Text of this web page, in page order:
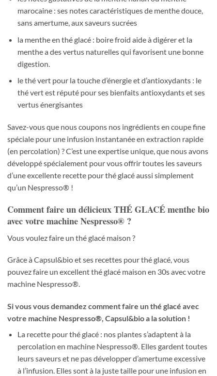
marocaine : ses notes caractéristiques de menthe douce,
sans amertume, aux saveurs sucrées
la menthe en thé glacé : boire froid aide à digérer et la
menthe a des vertus naturelles qui favorisent une bonne
digestion.
le thé vert pour la touche d’énergie et d’antioxydants : le
thé vert est réputé pour ses bienfaits antioxydants et ses
vertus énergisantes
Savez-vous que nous coupons nos ingrédients en coupe fine
spéciale pour une infusion instantanée en extraction rapide
(en percolation) ? C’est une expertise unique, que nous avons
développé spécialement pour vous offrir toutes les saveurs
d’une excellente recette pour thé glacé aussi simplement
qu’un Nespresso® !
Comment faire un délicieux THÉ GLACÉ menthe bio
avec votre machine Nespresso® ?
Vous voulez faire un thé glacé maison ?
Grâce à Capsul&bio et ses recettes pour thé glacé, vous
pouvez faire un excellent thé glacé maison en 30s avec votre
machine Nespresso®.
Si vous vous demandez comment faire un thé glacé avec
votre machine Nespresso®, Capsul&bio a la solution !
La recette pour thé glacé : nos plantes s’adaptent à la
percolation en machine Nespresso®. Elles gardent toutes
leurs saveurs et ne pas développer d’amertume excessive
à l’infusion. Elles sont à la juste taille pour une infusion en